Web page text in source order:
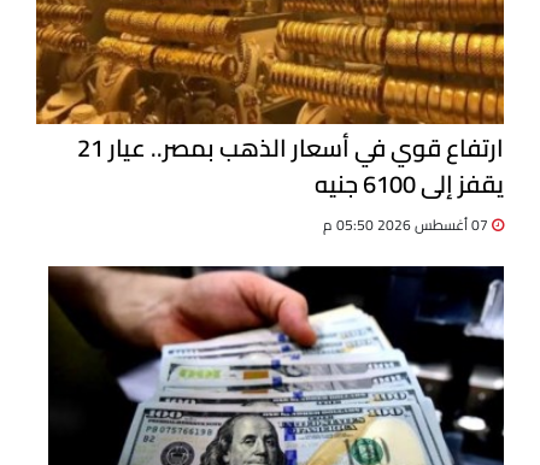
ارتفاع قوي في أسعار الذهب بمصر.. عيار 21
يقفز إلى 6100 جنيه